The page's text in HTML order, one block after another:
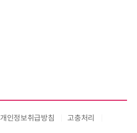
개인정보취급방침
고충처리